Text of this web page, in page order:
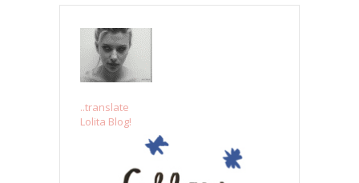
..translate
Lolita Blog!